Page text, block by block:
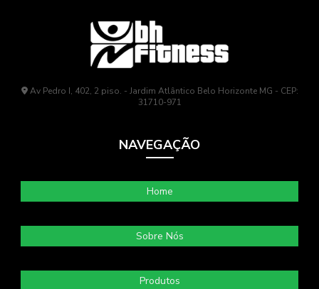
Av Pedro I, 402, 2 piso. - Jardim Atlântico Belo Horizonte MG - CEP:
31710-971
NAVEGAÇÃO
Home
Sobre Nós
Produtos